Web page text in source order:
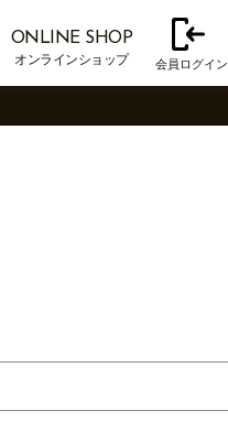
ONLINE SHOP
オンラインショップ 会員ログイン